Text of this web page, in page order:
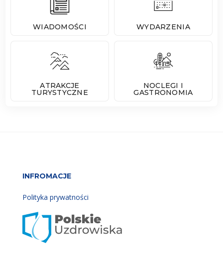
WIADOMOŚCI WYDARZENIA
ATRAKCJE
TURYSTYCZNE
NOCLEGI I
GASTRONOMIA
INFROMACJE
Polityka prywatności